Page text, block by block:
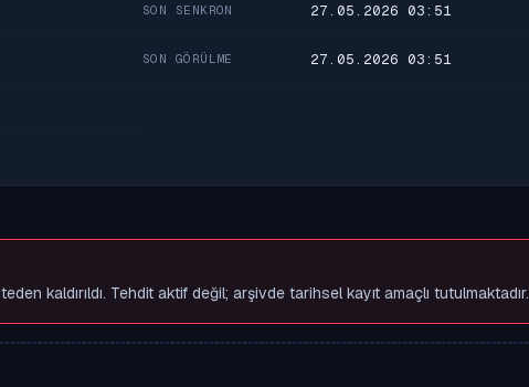
SON SENKRON 27.05.2026 03:51
SON GÖRÜLME 27.05.2026 03:51
kaldırıldı. Tehdit aktif değil; arşivde tarihsel kayıt amaçlı tutulmaktadır.